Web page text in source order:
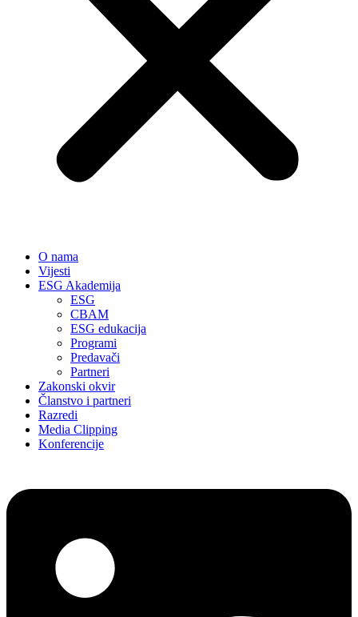
O nama
Vijesti
ESG Akademija
ESG
CBAM
ESG edukacija
Programi
Predavači
Partneri
Zakonski okvir
Članstvo i partneri
Razredi
Media Clipping
Konferencije